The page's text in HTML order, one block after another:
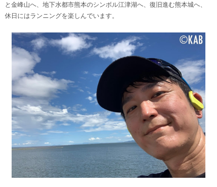
と金峰山へ、地下水都市熊本のシンボル江津湖へ、復旧進む熊本城へ、
休日にはランニングを楽しんでいます。